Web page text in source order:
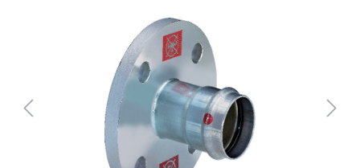
Bildergalerie überspringen